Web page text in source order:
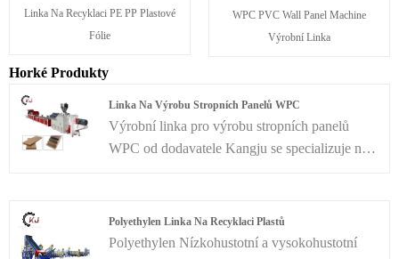
Linka Na Recyklaci PE PP Plastové
Fólie
WPC PVC Wall Panel Machine
Výrobní Linka
Horké Produkty
Linka Na Výrobu Stropních Panelů WPC
Výrobní linka pro výrobu stropních panelů
WPC od dodavatele Kangju se specializuje na
výškami sekcí. Povrchová úprava těchto PVC
stropních panelů může být vylepšena duálním
Polyethylen Linka Na Recyklaci Plastů
Polyethylen Nízkohustotní a vysokohustotní